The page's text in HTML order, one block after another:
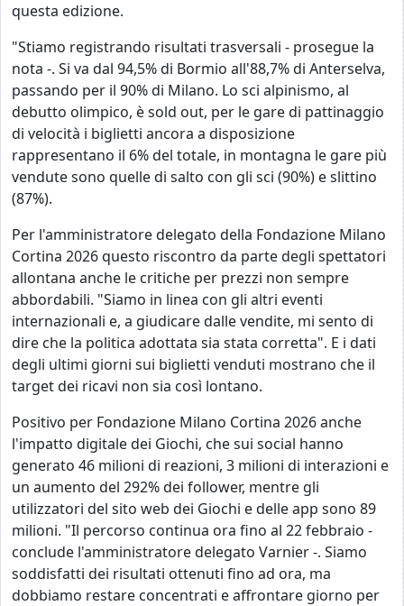
questa edizione.
"Stiamo registrando risultati trasversali - prosegue la
nota -. Si va dal 94,5% di Bormio all'88,7% di Anterselva,
passando per il 90% di Milano. Lo sci alpinismo, al
debutto olimpico, è sold out, per le gare di pattinaggio
di velocità i biglietti ancora a disposizione
rappresentano il 6% del totale, in montagna le gare più
vendute sono quelle di salto con gli sci (90%) e slittino
(87%).
Per l'amministratore delegato della Fondazione Milano
Cortina 2026 questo riscontro da parte degli spettatori
allontana anche le critiche per prezzi non sempre
abbordabili. "Siamo in linea con gli altri eventi
internazionali e, a giudicare dalle vendite, mi sento di
dire che la politica adottata sia stata corretta". E i dati
degli ultimi giorni sui biglietti venduti mostrano che il
target dei ricavi non sia così lontano.
Positivo per Fondazione Milano Cortina 2026 anche
l'impatto digitale dei Giochi, che sui social hanno
generato 46 milioni di reazioni, 3 milioni di interazioni e
un aumento del 292% dei follower, mentre gli
utilizzatori del sito web dei Giochi e delle app sono 89
milioni. "Il percorso continua ora fino al 22 febbraio -
conclude l'amministratore delegato Varnier -. Siamo
soddisfatti dei risultati ottenuti fino ad ora, ma
dobbiamo restare concentrati e affrontare giorno per